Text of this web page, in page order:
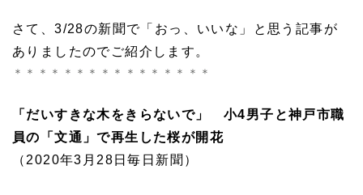
さて、3/28の新聞で「おっ、いいな」と思う記事が
ありましたのでご紹介します。
＊＊＊＊＊＊＊＊＊＊＊＊＊＊＊＊
「だいすきな木をきらないで」 小4男子と神戸市職
員の「文通」で再生した桜が開花
（2020年3月28日毎日新聞）